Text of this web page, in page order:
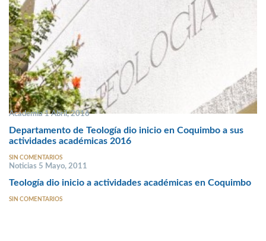
Academia 1 Abril, 2016
Departamento de Teología dio inicio en Coquimbo a sus
actividades académicas 2016
SIN COMENTARIOS
Noticias 5 Mayo, 2011
Teología dio inicio a actividades académicas en Coquimbo
SIN COMENTARIOS